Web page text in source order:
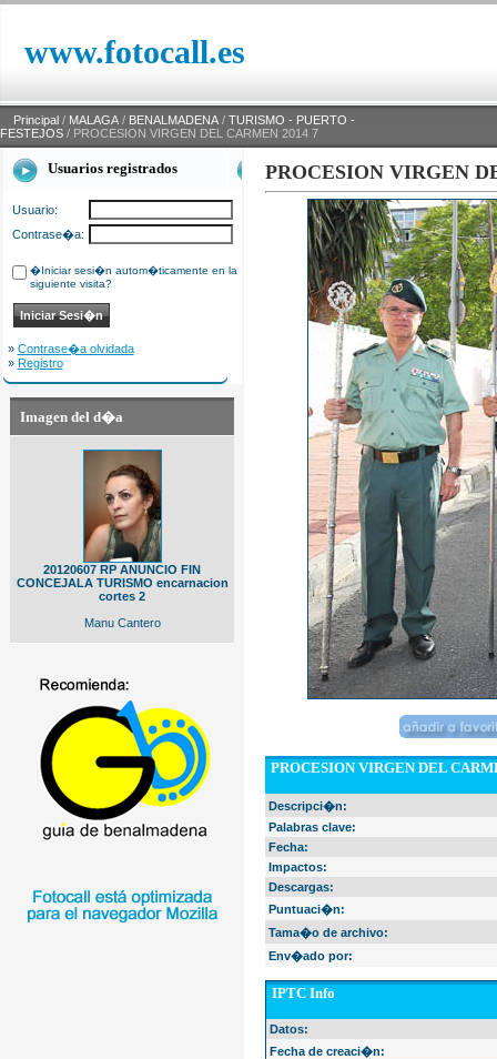
www.fotocall.es
Principal / MALAGA / BENALMADENA / TURISMO - PUERTO -
FESTEJOS / PROCESION VIRGEN DEL CARMEN 2014 7
Usuarios registrados
Usuario:
Contrase�a:
�Iniciar sesi�n autom�ticamente en la
siguiente visita?
» Contrase�a olvidada
» Registro
Imagen del d�a
20120607 RP ANUNCIO FIN
CONCEJALA TURISMO encarnacion
cortes 2
Manu Cantero
PROCESION VIRGEN
PROCESION VIRGEN DEL
Descripci�n:
Palabras clave:
Fecha:
Impactos:
Descargas:
Puntuaci�n:
Tama�o de archivo:
Env�ado por:
IPTC Info
Datos:
Fecha de creaci�n: